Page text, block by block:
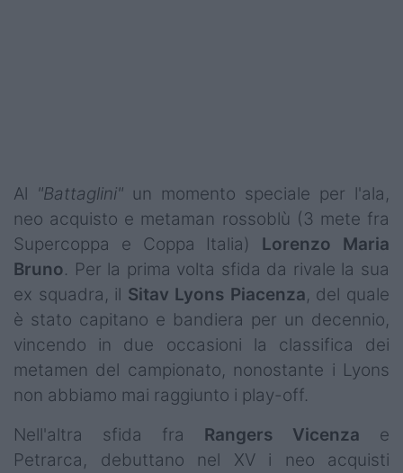
Al "Battaglini" un momento speciale per l'ala,
neo acquisto e metaman rossoblù (3 mete fra
Supercoppa e Coppa Italia) Lorenzo Maria
Bruno. Per la prima volta sfida da rivale la sua
ex squadra, il Sitav Lyons Piacenza, del quale
è stato capitano e bandiera per un decennio,
vincendo in due occasioni la classifica dei
metamen del campionato, nonostante i Lyons
non abbiamo mai raggiunto i play-off.
Nell'altra sfida fra Rangers Vicenza e
Petrarca, debuttano nel XV i neo acquisti